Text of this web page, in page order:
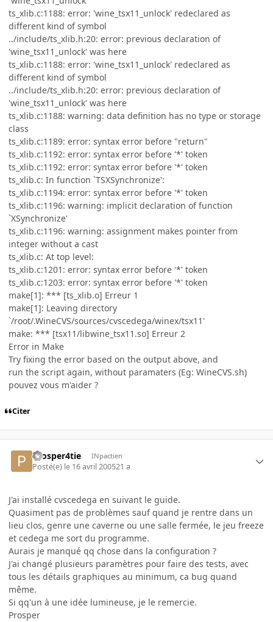
ts_xlib.c:1188: error: 'wine_tsx11_unlock' redeclared as
different kind of symbol
../include/ts_xlib.h:20: error: previous declaration of
'wine_tsx11_unlock' was here
ts_xlib.c:1188: error: 'wine_tsx11_unlock' redeclared as
different kind of symbol
../include/ts_xlib.h:20: error: previous declaration of
'wine_tsx11_unlock' was here
ts_xlib.c:1188: warning: data definition has no type or storage
class
ts_xlib.c:1189: error: syntax error before "return"
ts_xlib.c:1192: error: syntax error before '*' token
ts_xlib.c:1192: error: syntax error before '*' token
ts_xlib.c: In function `TSXSynchronize':
ts_xlib.c:1194: error: syntax error before '*' token
ts_xlib.c:1196: warning: implicit declaration of function
`XSynchronize'
ts_xlib.c:1196: warning: assignment makes pointer from
integer without a cast
ts_xlib.c: At top level:
ts_xlib.c:1201: error: syntax error before '*' token
ts_xlib.c:1203: error: syntax error before '*' token
make[1]: *** [ts_xlib.o] Erreur 1
make[1]: Leaving directory
`/root/.WineCVS/sources/cvscedega/winex/tsx11'
make: *** [tsx11/libwine_tsx11.so] Erreur 2
Error in Make
Try fixing the error based on the output above, and
run the script again, without paramaters (Eg: WineCVS.sh)
pouvez vous m'aider ?
Citer
Prosper4tie INpactien
Posté(e) le 16 avril 200521 a
J'ai installé cvscedega en suivant le guide.
Quasiment pas de problèmes sauf quand je rentre dans un
lieu clos, genre une caverne ou une salle fermée, le jeu freeze
et cedega me sort du programme.
Aurais je manqué qq chose dans la configuration ?
J'ai changé plusieurs paramètres pour faire des tests, avec
tous les détails graphiques au minimum, ca bug quand
même.
Si qq'un à une idée lumineuse, je le remercie.
Prosper